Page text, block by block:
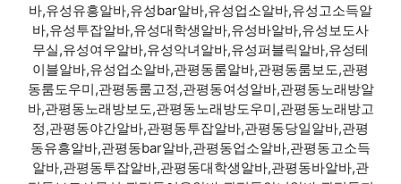
바,유성유흥알바,유성bar알바,유성업소알바,유성고소득알
바,유성투잡알바,유성대학생알바,유성바알바,유성보도사
무실,유성여우알바,유성악녀알바,유성퍼블릭알바,유성테
이블알바,유성업소알바,관평동룸알바,관평동룸보도,관평
동룸도우미,관평동룸고정,관평동여성알바,관평동노래방알
바,관평동노래방보도,관평동노래방도우미,관평동노래방고
정,관평동야간알바,관평동투잡알바,관평동당일알바,관평
동유흥알바,관평동bar알바,관평동업소알바,관평동고소득
알바,관평동투잡알바,관평동대학생알바,관평동바알바,관